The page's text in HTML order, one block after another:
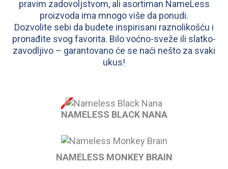
pravim zadovoljstvom, ali asortiman NameLess
proizvoda ima mnogo više da ponudi.
Dozvolite sebi da budete inspirisani raznolikošću i
pronađite svog favorita. Bilo voćno-sveže ili slatko-
zavodljivo – garantovano će se naći nešto za svaki
ukus!
NAMELESS BLACK NANA
NAMELESS MONKEY BRAIN